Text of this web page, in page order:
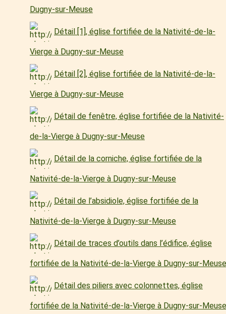
Dugny-sur-Meuse
Détail [1], église fortifiée de la Nativité-de-la-
Vierge à Dugny-sur-Meuse
Détail [2], église fortifiée de la Nativité-de-la-
Vierge à Dugny-sur-Meuse
Détail de fenêtre, église fortifiée de la Nativité-
de-la-Vierge à Dugny-sur-Meuse
Détail de la corniche, église fortifiée de la
Nativité-de-la-Vierge à Dugny-sur-Meuse
Détail de l’absidiole, église fortifiée de la
Nativité-de-la-Vierge à Dugny-sur-Meuse
Détail de traces d’outils dans l’édifice, église
fortifiée de la Nativité-de-la-Vierge à Dugny-sur-Meuse
Détail des piliers avec colonnettes, église
fortifiée de la Nativité-de-la-Vierge à Dugny-sur-Meuse